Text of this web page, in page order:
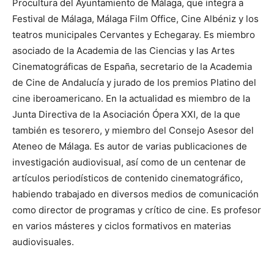
Procultura del Ayuntamiento de Málaga, que integra a
Festival de Málaga, Málaga Film Office, Cine Albéniz y los
teatros municipales Cervantes y Echegaray. Es miembro
asociado de la Academia de las Ciencias y las Artes
Cinematográficas de España, secretario de la Academia
de Cine de Andalucía y jurado de los premios Platino del
cine iberoamericano. En la actualidad es miembro de la
Junta Directiva de la Asociación Ópera XXI, de la que
también es tesorero, y miembro del Consejo Asesor del
Ateneo de Málaga. Es autor de varias publicaciones de
investigación audiovisual, así como de un centenar de
artículos periodísticos de contenido cinematográfico,
habiendo trabajado en diversos medios de comunicación
como director de programas y crítico de cine. Es profesor
en varios másteres y ciclos formativos en materias
audiovisuales.